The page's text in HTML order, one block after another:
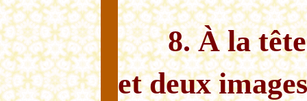
8. À la
et deux